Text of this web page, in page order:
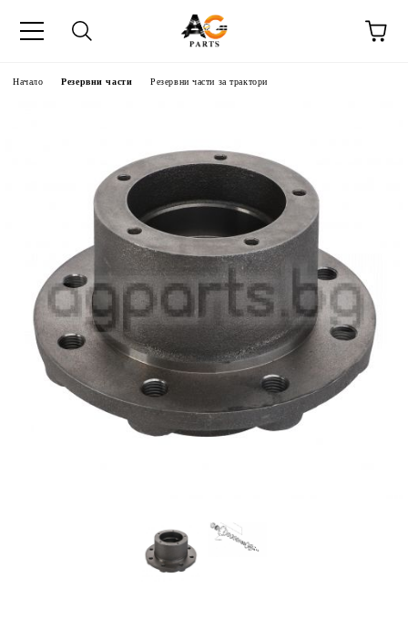
Начало Резервни части Резервни части за трактори